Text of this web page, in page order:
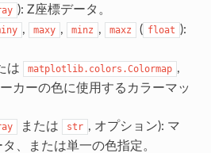
): Z座標データ。
, maxy , minz , maxz ( float ):
は matplotlib.colors.Colormap ,
カーの色に使用するカラーマッ
または str , オプション): マ
、または単一の色指定。